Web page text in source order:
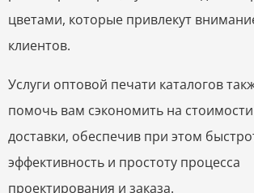
цветами, которые привлекут
клиентов.
Услуги оптовой печати каталогов
помочь вам сэкономить на стоимости
доставки, обеспечив при этом
эффективность и простоту процесса
проектирования и заказа.